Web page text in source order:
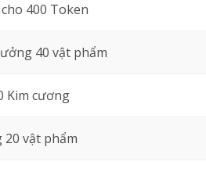
400 Token
40 vật phẩm
Kim cương
vật phẩm